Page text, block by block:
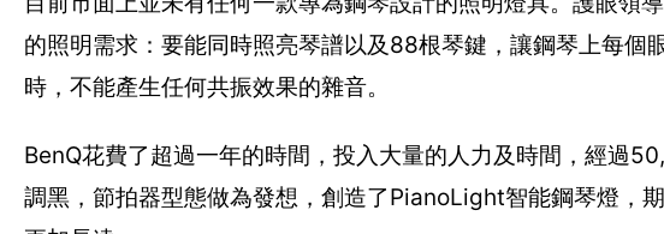
的照明需求：要能同時照亮琴譜以及88根琴鍵，讓鋼琴上每
時，不能產生任何共振效果的雜音。
BenQ花費了超過一年的時間，投入大量的人力及時間，經過
調黑，節拍器型態做為發想，創造了PianoLight智能鋼琴燈，